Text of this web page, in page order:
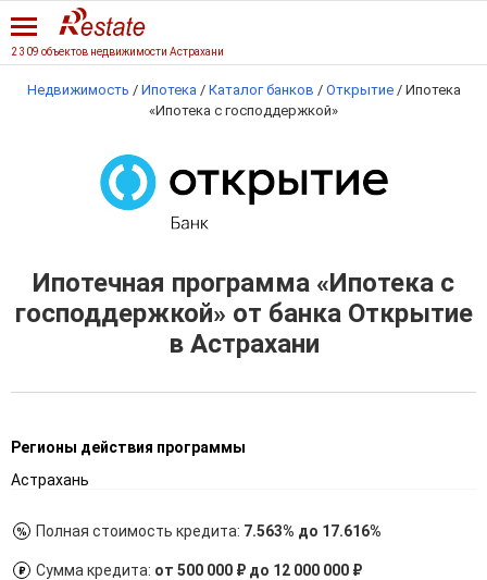
2 309 объектов недвижимости Астрахани
Недвижимость / Ипотека / Каталог банков / Открытие / Ипотека
«Ипотека с господдержкой»
Ипотечная программа «Ипотека с
господдержкой» от банка Открытие
в Астрахани
Регионы действия программы
Астрахань
Полная стоимость кредита: 7.563% до 17.616%
Сумма кредита: от 500 000 ₽ до 12 000 000 ₽